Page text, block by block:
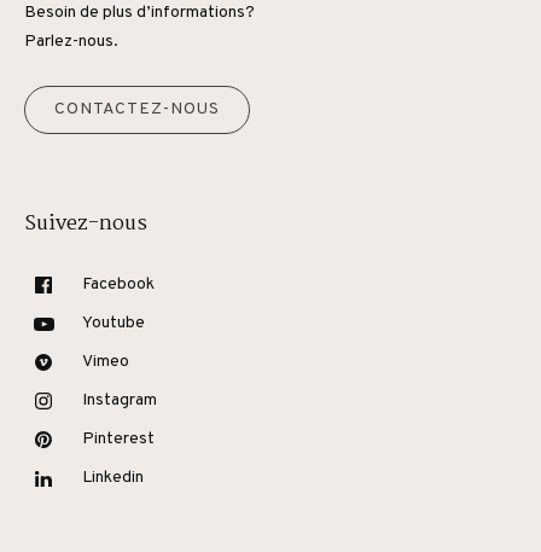
Besoin de plus d’informations?
Parlez-nous.
CONTACTEZ-NOUS
Suivez-nous
Facebook
Youtube
Vimeo
Instagram
Pinterest
Linkedin